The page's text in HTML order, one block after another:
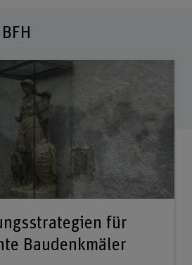
für
Baudenkmäler